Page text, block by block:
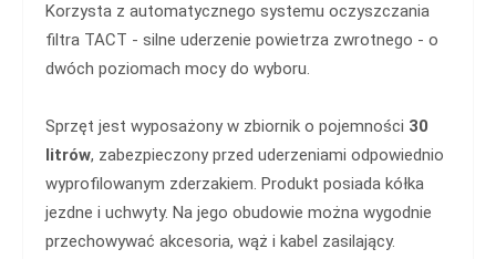
Korzysta z automatycznego systemu oczyszczania
filtra TACT - silne uderzenie powietrza zwrotnego - o
dwóch poziomach mocy do wyboru.
Sprzęt jest wyposażony w zbiornik o pojemności 30
litrów, zabezpieczony przed uderzeniami odpowiednio
wyprofilowanym zderzakiem. Produkt posiada kółka
jezdne i uchwyty. Na jego obudowie można wygodnie
przechowywać akcesoria, wąż i kabel zasilający.